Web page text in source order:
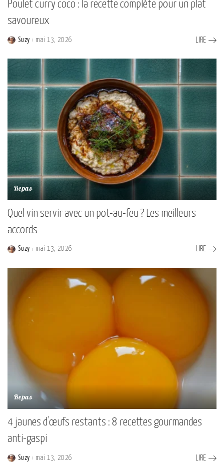
Poulet curry coco : la recette complète pour un plat
savoureux
Posted
Suzy mai 13, 2026 LIRE
Repas
Quel vin servir avec un pot-au-feu ? Les meilleurs
accords
Posted
Suzy mai 13, 2026 LIRE
Repas
4 jaunes d’œufs restants : 8 recettes gourmandes
anti-gaspi
Posted
Suzy mai 13, 2026 LIRE